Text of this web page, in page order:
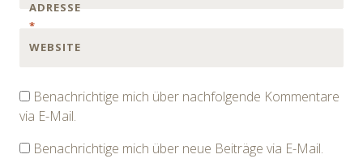
ADRESSE
*
WEBSITE
Benachrichtige mich über nachfolgende Kommentare
via E-Mail.
Benachrichtige mich über neue Beiträge via E-Mail.